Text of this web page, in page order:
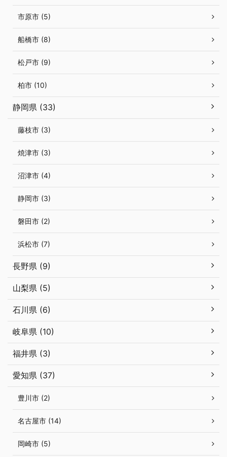
市原市 (5)
船橋市 (8)
松戸市 (9)
柏市 (10)
静岡県 (33)
藤枝市 (3)
焼津市 (3)
沼津市 (4)
静岡市 (3)
磐田市 (2)
浜松市 (7)
長野県 (9)
山梨県 (5)
石川県 (6)
岐阜県 (10)
福井県 (3)
愛知県 (37)
豊川市 (2)
名古屋市 (14)
岡崎市 (5)